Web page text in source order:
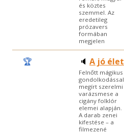
és köztes
szemmel. Az
eredetileg
prózavers
formában
megjelen
🏆 🔈 A jó élet
Felnőtt mágikus
gondolkodással
megírt szerelmi
varázsmese a
cigány folklór
elemei alapján.
A darab zenei
kifestése – a
filmezené